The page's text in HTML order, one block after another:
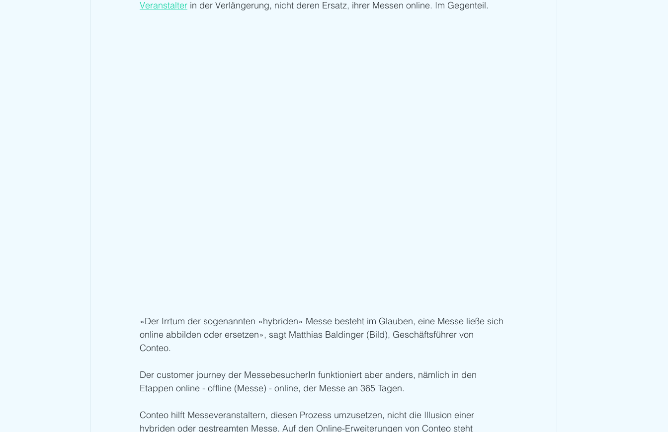
Veranstalter in der Verlängerung, nicht deren Ersatz, ihrer Messen online. Im Gegenteil.
«Der Irrtum der sogenannten «hybriden» Messe besteht im Glauben, eine Messe ließe sich
online abbilden oder ersetzen», sagt Matthias Baldinger (Bild), Geschäftsführer von
Conteo.
Der customer journey der MessebesucherIn funktioniert aber anders, nämlich in den
Etappen online - offline (Messe) - online, der Messe an 365 Tagen.
Conteo hilft Messeveranstaltern, diesen Prozess umzusetzen, nicht die Illusion einer
hybriden oder gestreamten Messe. Auf den Online-Erweiterungen von Conteo steht